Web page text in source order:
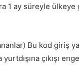
1 ay süreyle ülkeye
Bu kod giriş
çıkışı